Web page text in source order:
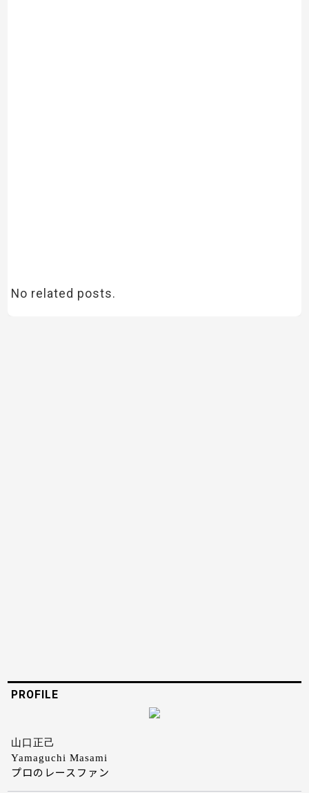
No related posts.
PROFILE
山口正己
Yamaguchi Masami
プロのレースファン